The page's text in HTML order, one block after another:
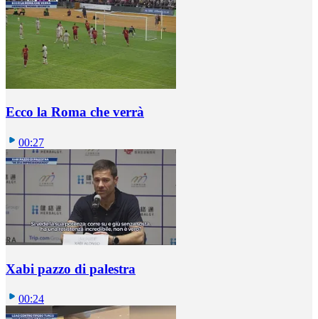
Ecco la Roma che verrà
00:27
Xabi pazzo di palestra
00:24